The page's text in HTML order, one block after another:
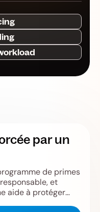
par un
de primes
et
aide à protéger